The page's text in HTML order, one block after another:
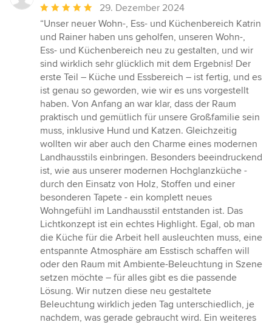
Durchschnittliche
Bewertung:
5
von
5
Sternen
29. Dezember 2024
“Unser neuer Wohn-, Ess- und Küchenbereich Katrin
und Rainer haben uns geholfen, unseren Wohn-,
Ess- und Küchenbereich neu zu gestalten, und wir
sind wirklich sehr glücklich mit dem Ergebnis! Der
erste Teil – Küche und Essbereich – ist fertig, und es
ist genau so geworden, wie wir es uns vorgestellt
haben. Von Anfang an war klar, dass der Raum
praktisch und gemütlich für unsere Großfamilie sein
muss, inklusive Hund und Katzen. Gleichzeitig
wollten wir aber auch den Charme eines modernen
Landhausstils einbringen. Besonders beeindruckend
ist, wie aus unserer modernen Hochglanzküche -
durch den Einsatz von Holz, Stoffen und einer
besonderen Tapete - ein komplett neues
Wohngefühl im Landhausstil entstanden ist. Das
Lichtkonzept ist ein echtes Highlight. Egal, ob man
die Küche für die Arbeit hell ausleuchten muss, eine
entspannte Atmosphäre am Esstisch schaffen will
oder den Raum mit Ambiente-Beleuchtung in Szene
setzen möchte – für alles gibt es die passende
Lösung. Wir nutzen diese neu gestaltete
Beleuchtung wirklich jeden Tag unterschiedlich, je
nachdem, was gerade gebraucht wird. Ein weiteres